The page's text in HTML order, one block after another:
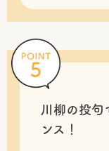
川柳の投句
ンス！